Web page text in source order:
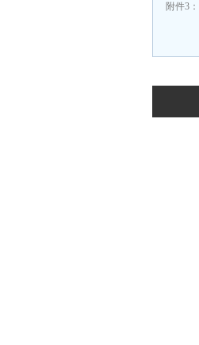
附件3：